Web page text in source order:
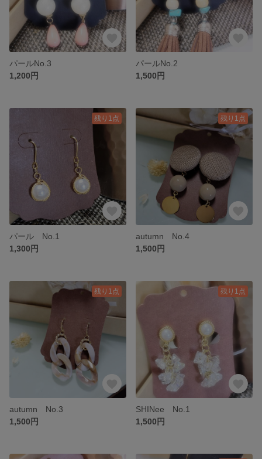
パールNo.3
1,200円
パールNo.2
1,500円
残り1点
パール No.1
1,300円
残り1点
autumn No.4
1,500円
残り1点
autumn No.3
1,500円
残り1点
SHINee No.1
1,500円